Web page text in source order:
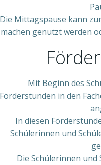
Die Mittagspause kann
machen genutzt werden
Mit Beginn des
Förderstunden in den
In diesen
Schülerinnen und
Die Schülerinnen